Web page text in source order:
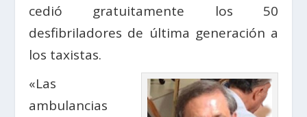
cedió gratuitamente los 50
desfibriladores de última generación a
los taxistas.
«Las
ambulancias